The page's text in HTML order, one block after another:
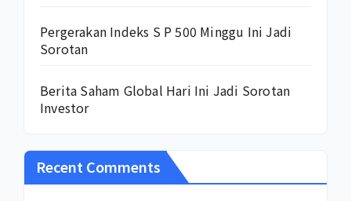
Pergerakan Indeks S P 500 Minggu Ini Jadi
Sorotan
Berita Saham Global Hari Ini Jadi Sorotan
Investor
Recent Comments